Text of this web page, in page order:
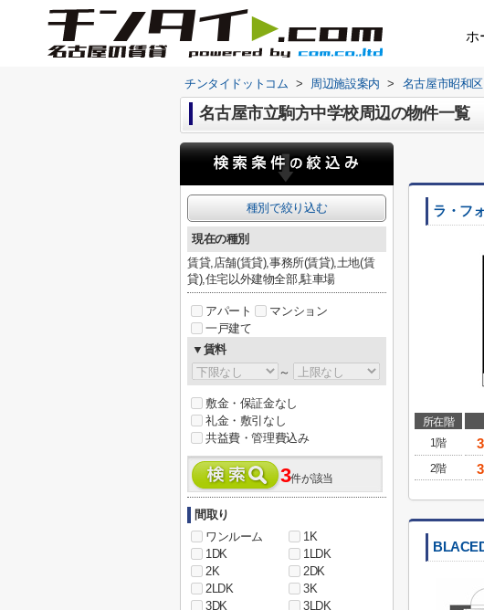
ホ
チンタイドットコム > 周辺施設案内 > 名古屋市昭和区
名古屋市立駒方中学校周辺の物件一覧
ラ・フ
所在階
1階
2階
種別で絞り込む
現在の種別
賃貸,店舗(賃貸),事務所(賃貸),土地(賃
貸),住宅以外建物全部,駐車場
アパート
マンション
一戸建て
▼賃料
～
敷金・保証金なし
礼金・敷引なし
共益費・管理費込み
3件が該当
間取り
ワンルーム
1K
1DK
1LDK
2K
2DK
2LDK
3K
3DK
3LDK